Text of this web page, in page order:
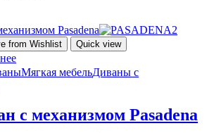
from Wishlist
Quick view
Мягкая мебельДиваны с
с механизмом Pasadena